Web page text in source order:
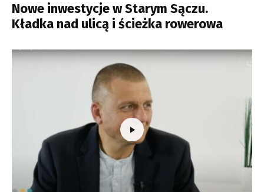
Nowe inwestycje w Starym Sączu.
Kładka nad ulicą i ścieżka rowerowa